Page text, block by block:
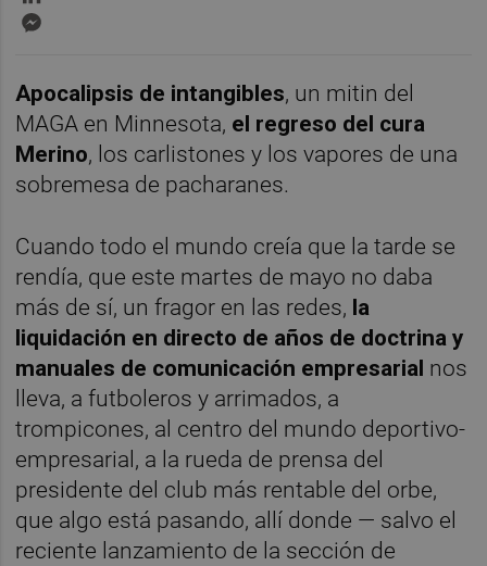
Apocalipsis de intangibles, un mitin del
MAGA en Minnesota, el regreso del cura
Merino, los carlistones y los vapores de una
sobremesa de pacharanes.
Cuando todo el mundo creía que la tarde se
rendía, que este martes de mayo no daba
más de sí, un fragor en las redes, la
liquidación en directo de años de doctrina y
manuales de comunicación empresarial nos
lleva, a futboleros y arrimados, a
trompicones, al centro del mundo deportivo-
empresarial, a la rueda de prensa del
presidente del club más rentable del orbe,
que algo está pasando, allí donde — salvo el
reciente lanzamiento de la sección de